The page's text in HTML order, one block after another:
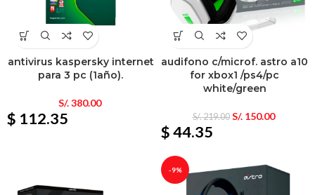
antivirus kaspersky internet
para 3 pc (1año).
S/.380.00
$ 112.35
audifono c/microf. astro a10
for xbox1 /ps4/pc
white/green
S/.219.00 S/.150.00
$ 44.35
-9%